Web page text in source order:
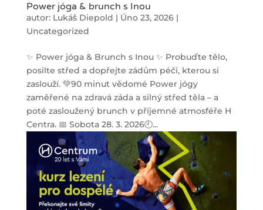
Power jóga & brunch s Inou
autor: Lukáš Diepold | Úno 23, 2026|
Uncategorized
✨ Power jóga & Brunch s Inou ✨ Probuďte tělo,
posilte střed a dopřejte zádům péči, kterou si
zaslouží. 💚90 minut vědomé Power jógy
zaměřené na zdravá záda a silný střed těla – a
poté zasloužený brunch v příjemné atmosféře H
Centra. 📅 Sobota 28. 3. 2026🕘...